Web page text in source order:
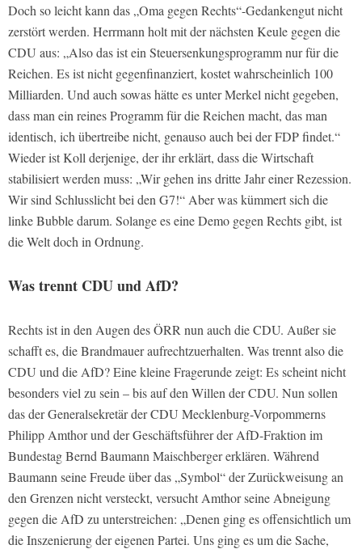
Doch so leicht kann das „Oma gegen Rechts“-Gedankengut nicht
zerstört werden. Herrmann holt mit der nächsten Keule gegen die
CDU aus: „Also das ist ein Steuersenkungsprogramm nur für die
Reichen. Es ist nicht gegenfinanziert, kostet wahrscheinlich 100
Milliarden. Und auch sowas hätte es unter Merkel nicht gegeben,
dass man ein reines Programm für die Reichen macht, das man
identisch, ich übertreibe nicht, genauso auch bei der FDP findet.“
Wieder ist Koll derjenige, der ihr erklärt, dass die Wirtschaft
stabilisiert werden muss: „Wir gehen ins dritte Jahr einer Rezession.
Wir sind Schlusslicht bei den G7!“ Aber was kümmert sich die
linke Bubble darum. Solange es eine Demo gegen Rechts gibt, ist
die Welt doch in Ordnung.
Was trennt CDU und AfD?
Rechts ist in den Augen des ÖRR nun auch die CDU. Außer sie
schafft es, die Brandmauer aufrechtzuerhalten. Was trennt also die
CDU und die AfD? Eine kleine Fragerunde zeigt: Es scheint nicht
besonders viel zu sein – bis auf den Willen der CDU. Nun sollen
das der Generalsekretär der CDU Mecklenburg-Vorpommerns
Philipp Amthor und der Geschäftsführer der AfD-Fraktion im
Bundestag Bernd Baumann Maischberger erklären. Während
Baumann seine Freude über das „Symbol“ der Zurückweisung an
den Grenzen nicht versteckt, versucht Amthor seine Abneigung
gegen die AfD zu unterstreichen: „Denen ging es offensichtlich um
die Inszenierung der eigenen Partei. Uns ging es um die Sache,